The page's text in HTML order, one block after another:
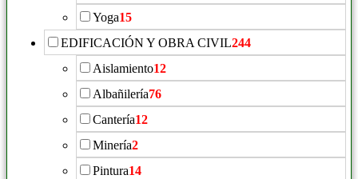
Yoga15
EDIFICACIÓN Y OBRA CIVIL244
Aislamiento12
Albañilería76
Cantería12
Minería2
Pintura14